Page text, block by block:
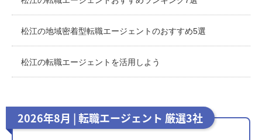
松江の地域密着型転職エージェントのおすすめ5選
松江の転職エージェントを活用しよう
2026年8月 | 転職エージェント 厳選3社